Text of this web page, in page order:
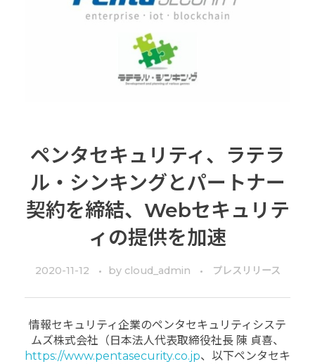
ペンタセキュリティ、ラテラ
ル・シンキングとパートナー
契約を締結、Webセキュリテ
ィの提供を加速
2020-11-12 by cloud_admin プレスリリース
情報セキュリティ企業のペンタセキュリティシステ
ムズ株式会社（日本法人代表取締役社長 陳 貞喜、
https://www.pentasecurity.co.jp、以下ペンタセキ